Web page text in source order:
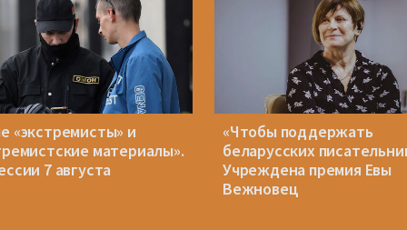
«экстремисты» и
материалы».
7 августа
«Чтобы поддержать
беларусских
Учреждена премия Евы
Вежновец